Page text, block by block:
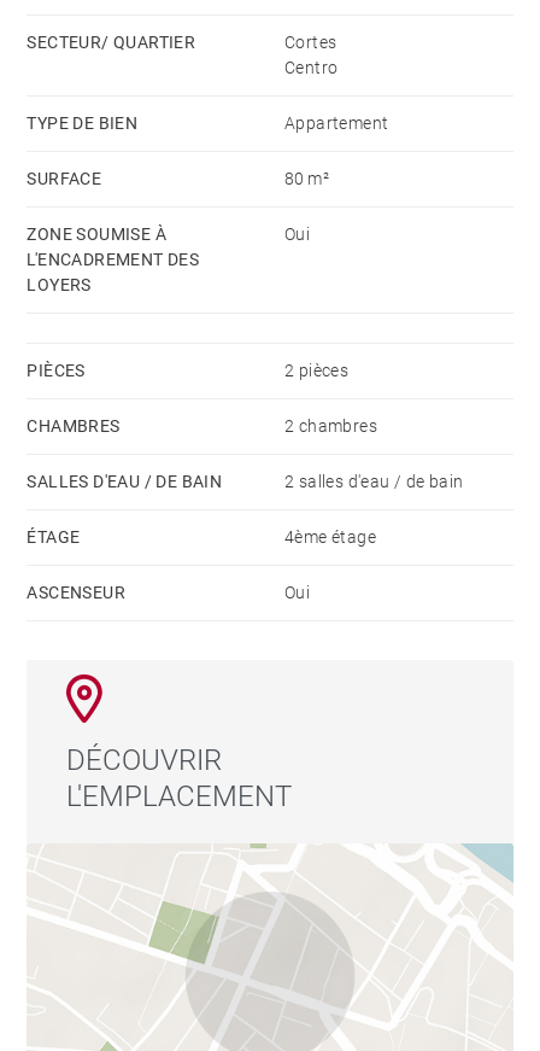
lumière naturelle et de vues dégagées.
La propriété offre également la climatisation, le
confort nécessaire pour une installation immédiate.
Idéalement situé à quelques minutes du parc du
Retiro, de la gare d’Atocha et du musée du Prado,
de Madrid, entouré de restaurants, commerces et
SECTEUR/ QUARTIER
Cortes
Centro
TYPE DE BIEN Appartement
SURFACE 80 m²
ZONE SOUMISE À
L'ENCADREMENT DES
LOYERS
Oui
PIÈCES 2 pièces
CHAMBRES 2 chambres
SALLES D'EAU / DE BAIN 2 salles d'eau / de bain
ÉTAGE 4ème étage
ASCENSEUR Oui
DÉCOUVRIR
L'EMPLACEMENT